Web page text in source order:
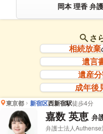
岡本 理香 弁
さ
相続放棄
遺言
遺産
成年後
東京都
新宿区西新宿駅徒歩4分
嘉数 英恵 弁
弁護士法人